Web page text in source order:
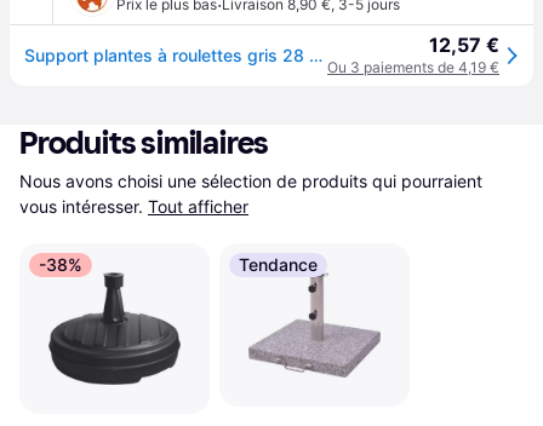
Prix le plus bas·Livraison 8,90 €, 3-5 jours
Support plantes à roulettes gris 28 cm 12,57 €
Ou 3 paiements de 4,19 €
Produits similaires
Nous avons choisi une sélection de produits qui pourraient
vous intéresser. Tout afficher
-38% Tendance